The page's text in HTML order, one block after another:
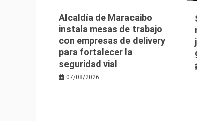
Alcaldía de Maracaibo
instala mesas de trabajo
con empresas de delivery
para fortalecer la
seguridad vial
07/08/2026